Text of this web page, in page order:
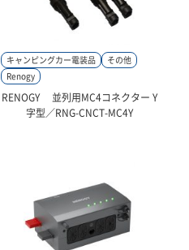
キャンピングカー電装品
その他
Renogy
RENOGY 並列用MC4コネクター Y
字型／RNG-CNCT-MC4Y